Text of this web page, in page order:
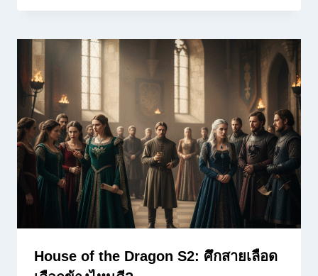
House of the Dragon S2: ศึกสายเลือด